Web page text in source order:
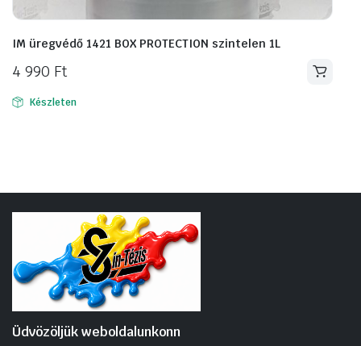
IM üregvédő 1421 BOX PROTECTION szintelen 1L
4 990 Ft
Készleten
Üdvözöljük weboldalunkonn